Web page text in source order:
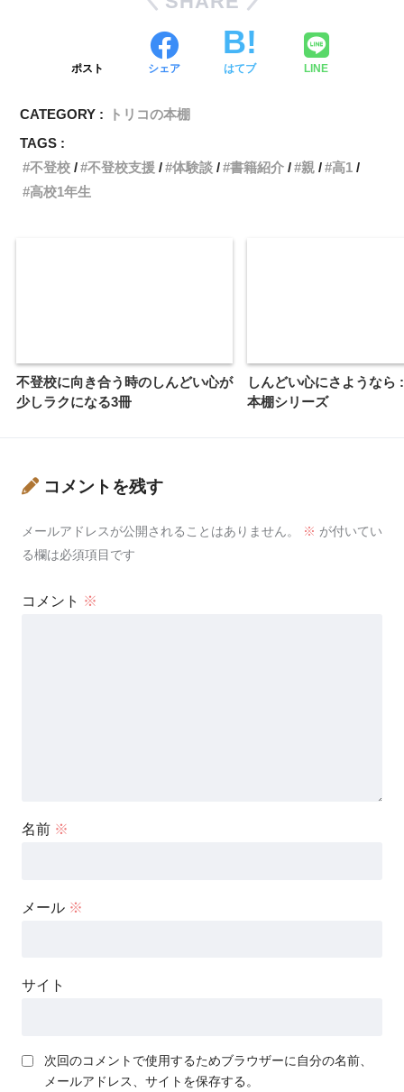
ポスト シェア はてブ LINE
CATEGORY :
トリコの本棚
TAGS :
不登校
不登校支援 体験談 書籍紹介 親
高1
高校1年生
不登校に向き合う時のしんどい心が
少しラクになる3冊
しんどい心にさようなら
本棚シリーズ
コメントを残す
メールアドレスが公開されることはありません。 ※ が付いてい
る欄は必須項目です
コメント ※
名前 ※
メール ※
サイト
次回のコメントで使用するためブラウザーに自分の名前、
メールアドレス、サイトを保存する。